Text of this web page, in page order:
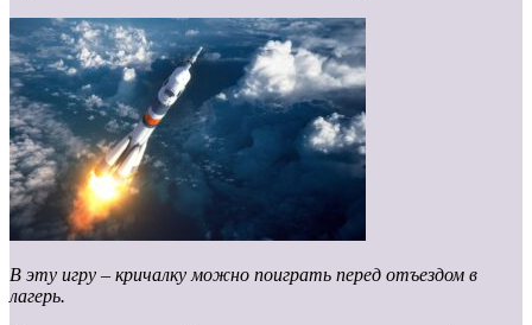
В эту игру – кричалку можно поиграть перед отъездом в
лагерь.